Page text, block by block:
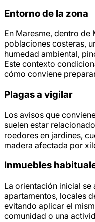
Entorno de la zona
En Maresme, dentro
poblaciones costeras,
humedad ambiental,
Este contexto
cómo conviene
Plagas a vigilar
Los avisos que
suelen estar
roedores en jardines,
madera afectada por
Inmuebles
La orientación inicial se
apartamentos, locales
evitando aplicar el
comunidad o una